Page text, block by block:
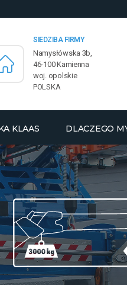
SIEDZIBA FIRMY
Namysłówska 3b,
46-100 Kamienna
woj. opolskie
POLSKA
KLAAS DLACZEGO